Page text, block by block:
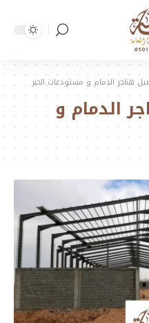
هناجر الدمام و مستودعات الخبر
الدمام و